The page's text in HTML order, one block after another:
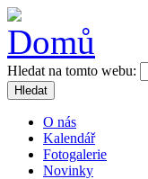
Hledat na tomto webu:
Hledat
O nás
Kalendář
Fotogalerie
Novinky